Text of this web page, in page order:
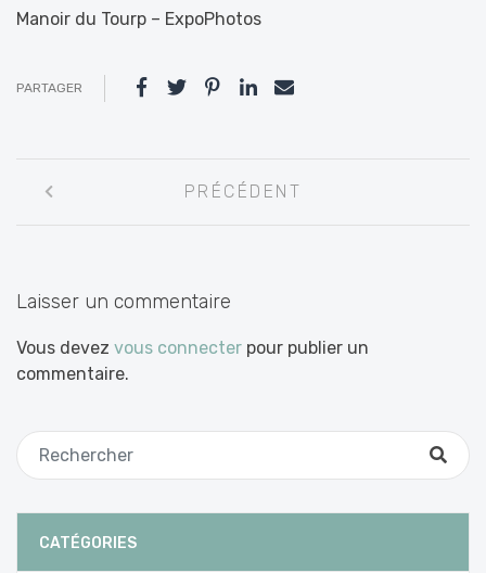
Manoir du Tourp – ExpoPhotos
PARTAGER
entre
PRÉCÉDENT
Laisser un commentaire
Vous devez vous connecter pour publier un
commentaire.
CATÉGORIES